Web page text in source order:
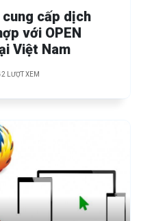
cấp dịch
với OPEN
Việt Nam
LƯỢT XEM